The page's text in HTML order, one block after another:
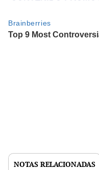
NOTAS RELACIONADAS